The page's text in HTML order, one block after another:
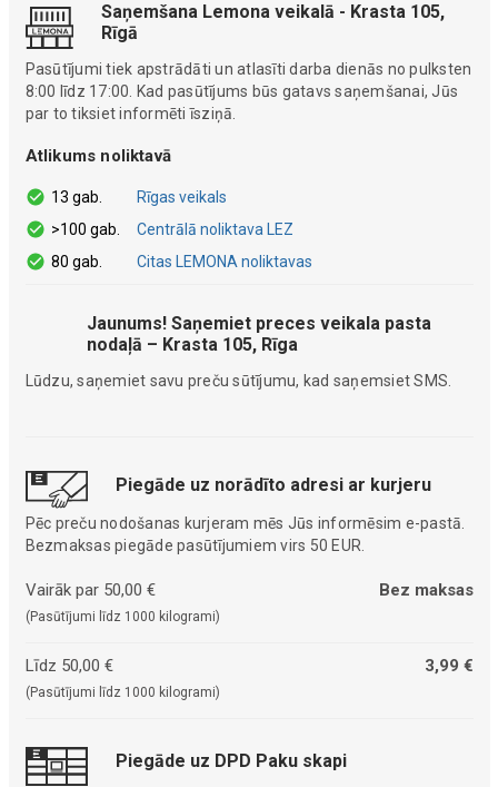
Saņemšana Lemona veikalā - Krasta 105,
Rīgā
Pasūtījumi tiek apstrādāti un atlasīti darba dienās no pulksten
8:00 līdz 17:00. Kad pasūtījums būs gatavs saņemšanai, Jūs
par to tiksiet informēti īsziņā.
Atlikums noliktavā
13 gab.
Rīgas veikals
>100 gab.
Centrālā noliktava LEZ
80 gab.
Citas LEMONA noliktavas
Jaunums! Saņemiet preces veikala pasta
nodaļā – Krasta 105, Rīga
Lūdzu, saņemiet savu preču sūtījumu, kad saņemsiet SMS.
Piegāde uz norādīto adresi ar kurjeru
Pēc preču nodošanas kurjeram mēs Jūs informēsim e-pastā.
Bezmaksas piegāde pasūtījumiem virs 50 EUR.
Vairāk par 50,00 €
(Pasūtījumi līdz 1000 kilogrami)
Bez maksas
Līdz 50,00 €
(Pasūtījumi līdz 1000 kilogrami)
3,99 €
Piegāde uz DPD Paku skapi